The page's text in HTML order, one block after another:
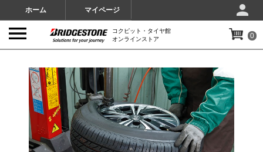
ホーム マイページ
コクピット・タイヤ館
オンラインストア
0